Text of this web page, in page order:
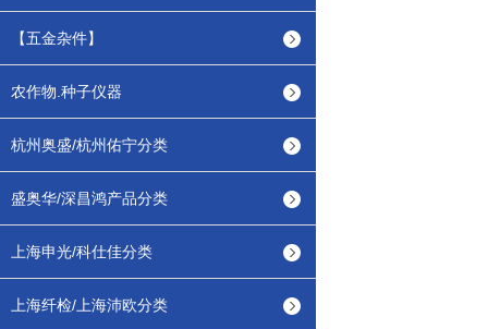
【五金杂件】
农作物.种子仪器
杭州奥盛/杭州佑宁分类
盛奥华/深昌鸿产品分类
上海申光/科仕佳分类
上海纤检/上海沛欧分类